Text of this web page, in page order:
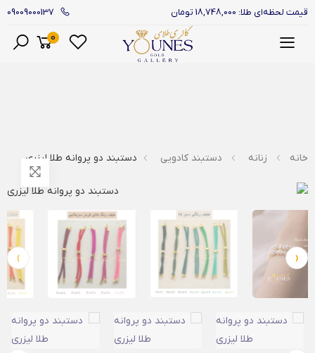
قیمت لحظه‌ای طلا: 18,748,000 تومان 09009000137
0
خانه زنانه دستبند کادویی دستبند دو پروانه طلا لیزری
‹
›